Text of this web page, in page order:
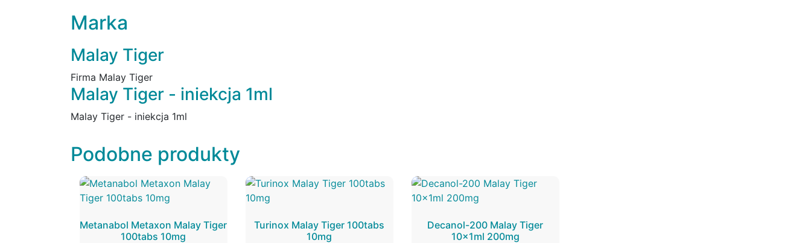
Marka
Malay Tiger
Firma Malay Tiger
Malay Tiger - iniekcja 1ml
Malay Tiger - iniekcja 1ml
Podobne produkty
Metanabol Metaxon Malay Tiger
100tabs 10mg
Turinox Malay Tiger 100tabs
10mg
Decanol-200 Malay Tiger
10x1ml 200mg